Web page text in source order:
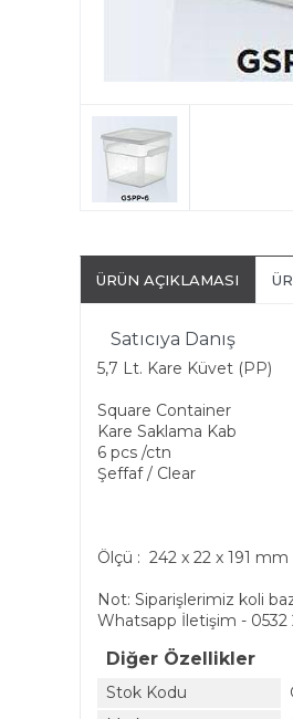
ÜRÜN AÇIKLAMASI
Satıcıya Danış
5,7 Lt. Kare Küvet (PP)
Square Container
Kare Saklama Kab
6 pcs /ctn
Şeffaf / Clear
Ölçü : 242 x 22 x 191 mm
Not: Siparişlerimiz koli
Whatsapp İletişim - 0532
Diğer Özellikler
Stok Kodu